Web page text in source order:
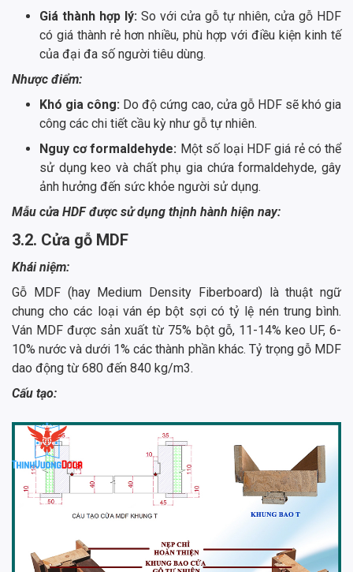
Giá thành hợp lý: So với cửa gỗ tự nhiên, cửa gỗ HDF
có giá thành rẻ hơn nhiều, phù hợp với điều kiện kinh tế
của đại đa số người tiêu dùng.
Nhược điểm:
Khó gia công: Do độ cứng cao, cửa gỗ HDF sẽ khó gia
công các chi tiết cầu kỳ như gỗ tự nhiên.
Nguy cơ formaldehyde: Một số loại HDF giá rẻ có thể
sử dụng keo và chất phụ gia chứa formaldehyde, gây
ảnh hưởng đến sức khỏe người sử dụng.
Mẫu cửa HDF được sử dụng thịnh hành hiện nay:
3.2. Cửa gỗ MDF
Khái niệm:
Gỗ MDF (hay Medium Density Fiberboard) là thuật ngữ
chung cho các loại ván ép bột sợi có tỷ lệ nén trung bình.
Ván MDF được sản xuất từ 75% bột gỗ, 11-14% keo UF, 6-
10% nước và dưới 1% các thành phần khác. Tỷ trọng gỗ MDF
dao động từ 680 đến 840 kg/m3.
Cấu tạo: